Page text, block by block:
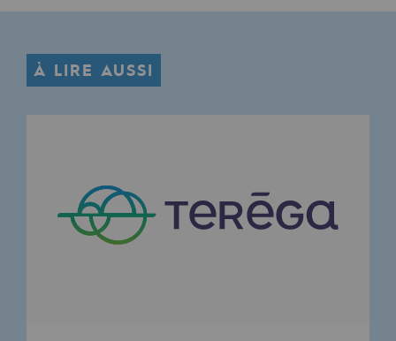
Objectif Biométhane
Acteur engagé
Ambition RSE
À LIRE AUSSI